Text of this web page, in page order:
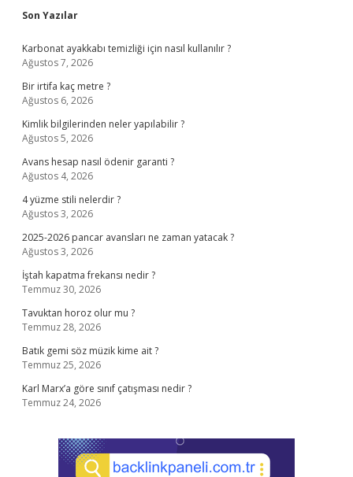
Sidebar
Son Yazılar
Karbonat ayakkabı temizliği için nasıl kullanılır ?
Ağustos 7, 2026
Bir irtifa kaç metre ?
Ağustos 6, 2026
Kimlik bilgilerinden neler yapılabilir ?
Ağustos 5, 2026
Avans hesap nasıl ödenir garanti ?
Ağustos 4, 2026
4 yüzme stili nelerdir ?
Ağustos 3, 2026
2025-2026 pancar avansları ne zaman yatacak ?
Ağustos 3, 2026
İştah kapatma frekansı nedir ?
Temmuz 30, 2026
Tavuktan horoz olur mu ?
Temmuz 28, 2026
Batık gemi söz müzik kime ait ?
Temmuz 25, 2026
Karl Marx’a göre sınıf çatışması nedir ?
Temmuz 24, 2026